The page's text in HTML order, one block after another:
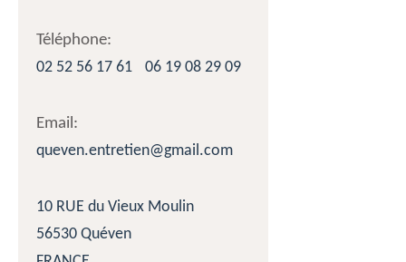
Téléphone:
02 52 56 17 61
06 19 08 29 09
Email:
queven.entretien@gmail.com
10 RUE du Vieux Moulin
56530 Quéven